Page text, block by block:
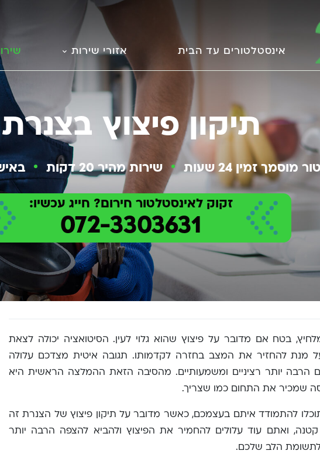
אינסטלטורים עד הבית אזורי שירות
תיקון פיצוץ בצנרת
מוסמך זמין 24 שעות שירות מהיר 20 דקות
זקוק לאינסטלטור חירום? חייג עכשיו:
072-3303631
בטח אם מדובר על פיצוץ שהוא גלוי לעין. הסיטואציה יכולה לצאת
מנת להחזיר את המצב בחזרה לקדמותו. תגובה איטית מצדכם עלולה
הרבה יותר רציניים ומשמעותיים. מהסיבה הזאת ההמלצה הראשית היא
שמכיר את התחום כמו שצריך.
להתמודד איתם בעצמכם, כאשר מדובר על תיקון פיצוץ של הצנרת זה
ואתם עוד עלולים להחמיר את הפיצוץ ולהביא להצפה הרבה יותר
הלב שלכם.